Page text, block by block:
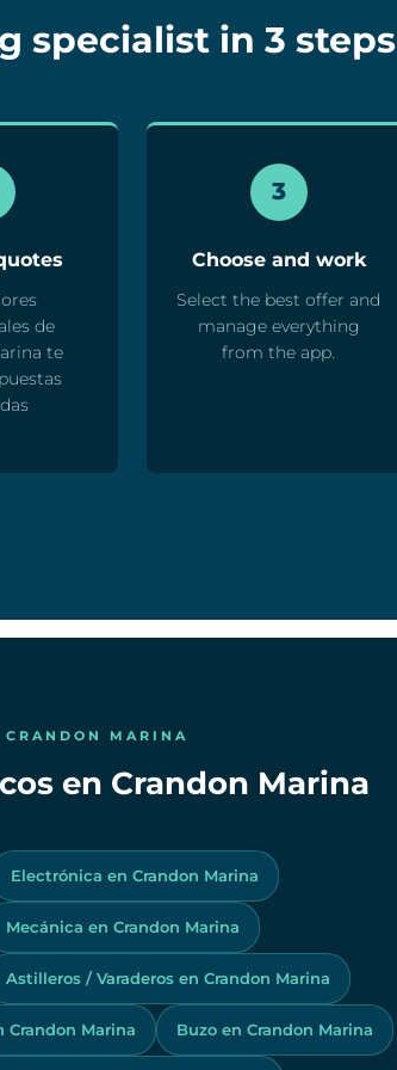
specialist in 3 steps
de
te
3
Choose and work
Select the best offer and
manage everything
from the app.
MARINA
en Crandon Marina
Electrónica en Crandon Marina
Mecánica en Crandon Marina
Astilleros / Varaderos en Crandon Marina
Crandon Marina Buzo en Crandon Marina